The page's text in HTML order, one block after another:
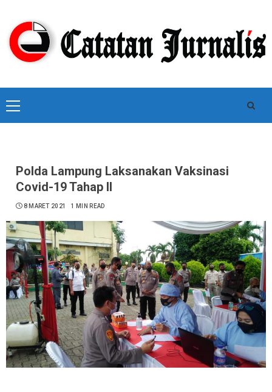
content
Primary
Menu
Polda Lampung Laksanakan Vaksinasi
Covid-19 Tahap II
8 MARET 2021 1 MIN READ